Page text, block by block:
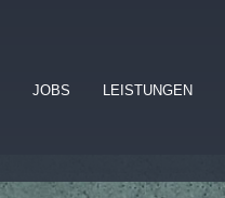
JOBS LEISTUNGEN